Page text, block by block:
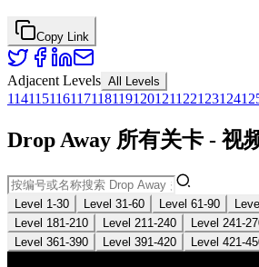
Copy Link
Adjacent Levels All Levels
114115116117118119120121122123124
Drop Away 所有关卡 - 视
Level 1-30 Level 31-60 Level 61-90
Level 181-210
Level 211-240 Level 241-
Level 361-390
Level 391-420 Level 421-